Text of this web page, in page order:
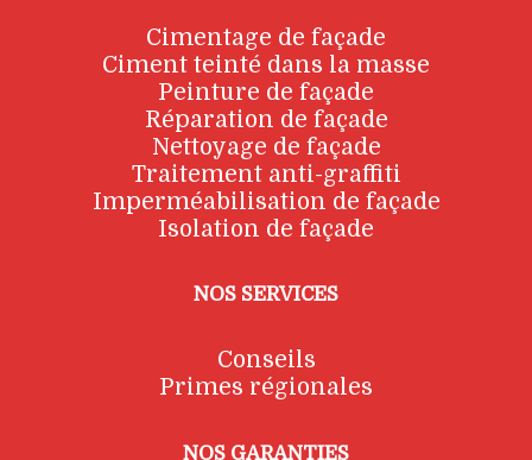
Cimentage de façade
Ciment teinté dans la masse
Peinture de façade
Réparation de façade
Nettoyage de façade
Traitement anti-graffiti
Imperméabilisation de façade
Isolation de façade
NOS SERVICES
Conseils
Primes régionales
NOS GARANTIES